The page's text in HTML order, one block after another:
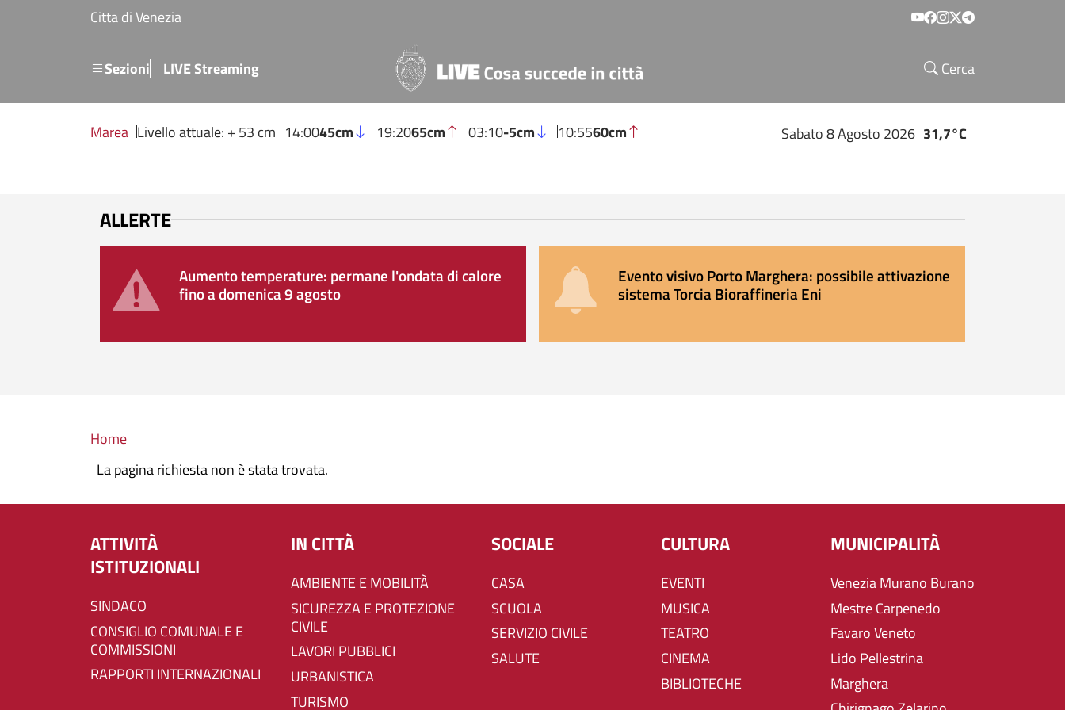
Salta al contenuto principale
Citta di Venezia Social menu
SezioniMenu secondario
LIVE Streaming Cerca
Marea Livello attuale: + 53 cm 14:0045cm 19:2065cm 03:10-5cm 10:5560cm Sabato 8 Agosto 2026 31,7°C
ALLERTE
Aumento temperature: permane l'ondata di calore
fino a domenica 9 agosto
Evento visivo Porto Marghera: possibile attivazione
sistema Torcia Bioraffineria Eni
Briciole di pane
Home
La pagina richiesta non è stata trovata.
ATTIVITÀ
ISTITUZIONALI
SINDACO
CONSIGLIO COMUNALE E
COMMISSIONI
RAPPORTI INTERNAZIONALI
IN CITTÀ
AMBIENTE E MOBILITÀ
SICUREZZA E PROTEZIONE
CIVILE
LAVORI PUBBLICI
URBANISTICA
TURISMO
SOCIALE
CASA
SCUOLA
SERVIZIO CIVILE
SALUTE
CULTURA
EVENTI
MUSICA
TEATRO
CINEMA
BIBLIOTECHE
MUNICIPALITÀ
Venezia Murano Burano
Mestre Carpenedo
Favaro Veneto
Lido Pellestrina
Marghera